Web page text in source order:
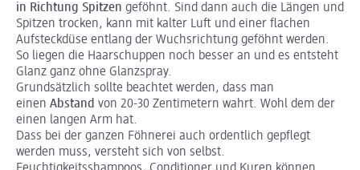
in Richtung Spitzen geföhnt. Sind dann auch die Längen und
Spitzen trocken, kann mit kalter Luft und einer flachen
Aufsteckdüse entlang der Wuchsrichtung geföhnt werden.
So liegen die Haarschuppen noch besser an und es entsteht
Glanz ganz ohne Glanzspray.
Grundsätzlich sollte beachtet werden, dass man
einen Abstand von 20-30 Zentimetern wahrt. Wohl dem der
einen langen Arm hat.
Dass bei der ganzen Föhnerei auch ordentlich gepflegt
werden muss, versteht sich von selbst.